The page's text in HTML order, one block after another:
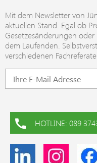
Mit dem Newsletter von
aktuellen Stand. Egal ob
Gesetzesänderungen
dem Laufenden.
verschiedenen
HOTLINE: 089